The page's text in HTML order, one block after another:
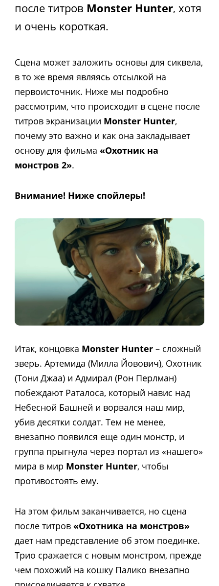
после титров Monster Hunter, хотя
и очень короткая.
Сцена может заложить основы для сиквела,
в то же время являясь отсылкой на
первоисточник. Ниже мы подробно
рассмотрим, что происходит в сцене после
титров экранизации Monster Hunter,
почему это важно и как она закладывает
основу для фильма «Охотник на
монстров 2».
Внимание! Ниже спойлеры!
Итак, концовка Monster Hunter – сложный
зверь. Артемида (Милла Йовович), Охотник
(Тони Джаа) и Адмирал (Рон Перлман)
побеждают Раталоса, который навис над
Небесной Башней и ворвался наш мир,
убив десятки солдат. Тем не менее,
внезапно появился еще один монстр, и
группа прыгнула через портал из «нашего»
мира в мир Monster Hunter, чтобы
противостоять ему.
На этом фильм заканчивается, но сцена
после титров «Охотника на монстров»
дает нам представление об этом поединке.
Трио сражается с новым монстром, прежде
чем похожий на кошку Палико внезапно